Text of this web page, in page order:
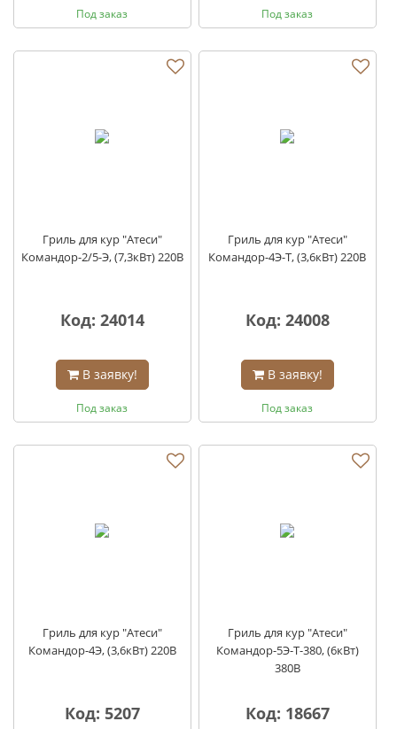
Под заказ Под заказ
Гриль для кур "Атеси"
Командор-2/5-Э, (7,3кВт) 220В
Код: 24014
В заявку!
Под заказ
Гриль для кур "Атеси"
Командор-4Э-Т, (3,6кВт) 220В
Код: 24008
В заявку!
Под заказ
Гриль для кур "Атеси"
Командор-4Э, (3,6кВт) 220В
Код: 5207
Гриль для кур "Атеси"
Командор-5Э-Т-380, (6кВт)
380В
Код: 18667